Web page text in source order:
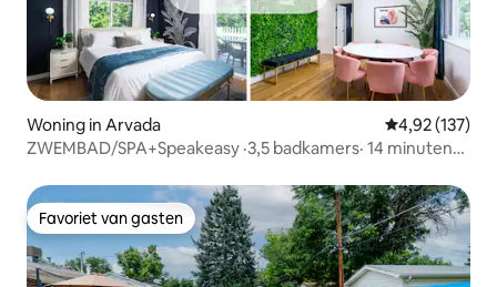
Woning in Arvada Gemiddelde
4,92 (137)
ZWEMBAD/SPA+Speakeasy ·3,5 badkamers· 14 minuten
Favoriet van gasten
Favoriet van gasten